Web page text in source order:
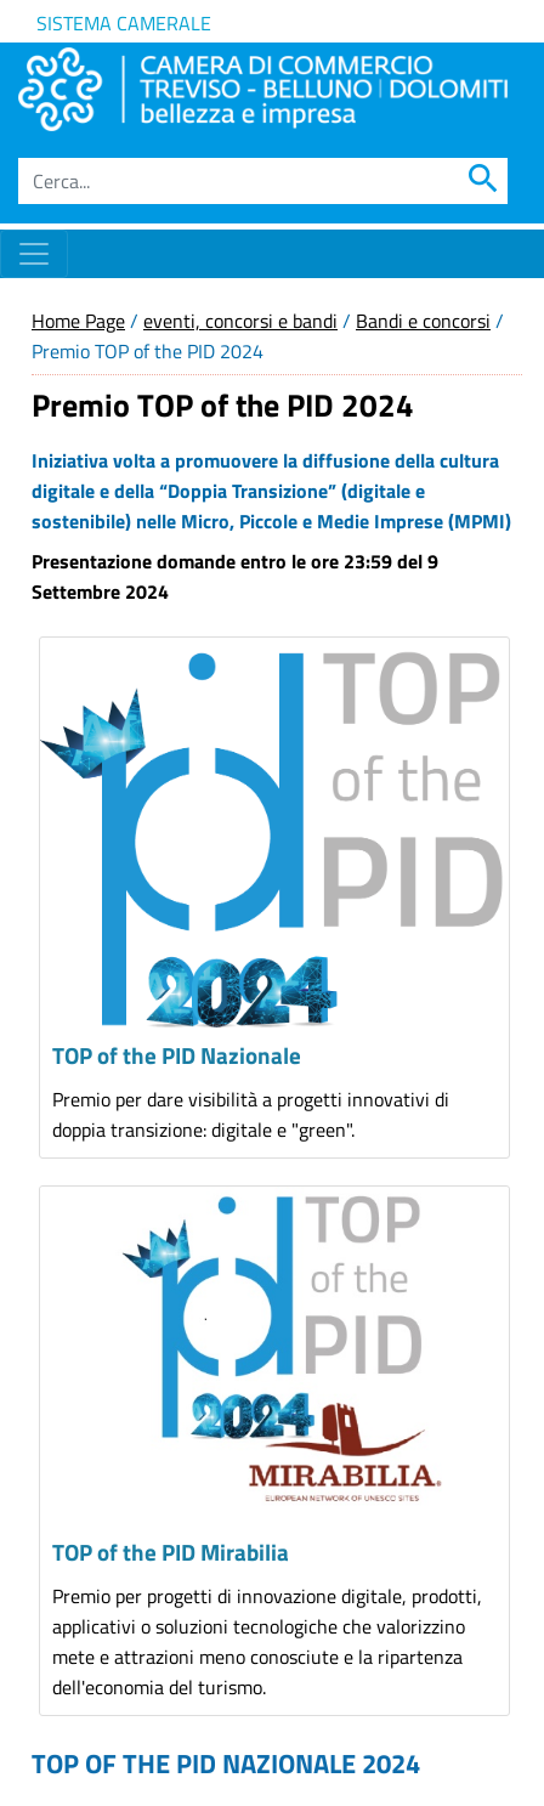
SISTEMA CAMERALE
search
Home Page/ eventi, concorsi e bandi / Bandi e concorsi /
Premio TOP of the PID 2024
Premio TOP of the PID 2024
Iniziativa volta a promuovere la diffusione della cultura
digitale e della “Doppia Transizione” (digitale e
sostenibile) nelle Micro, Piccole e Medie Imprese (MPMI)
Presentazione domande entro le ore 23:59 del 9
Settembre 2024
TOP of the PID Nazionale
Premio per dare visibilità a progetti innovativi di
doppia transizione: digitale e "green".
TOP of the PID Mirabilia
Premio per progetti di innovazione digitale, prodotti,
applicativi o soluzioni tecnologiche che valorizzino
mete e attrazioni meno conosciute e la ripartenza
dell'economia del turismo.
TOP OF THE PID NAZIONALE 2024